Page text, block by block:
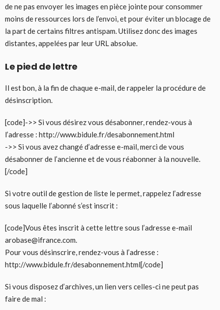
de ne pas envoyer les images en pièce jointe pour consommer
moins de ressources lors de l’envoi, et pour éviter un blocage de
la part de certains filtres antispam. Utilisez donc des images
distantes, appelées par leur URL absolue.
Le pied de lettre
Il est bon, à la fin de chaque e-mail, de rappeler la procédure de
désinscription.
[code]->> Si vous désirez vous désabonner, rendez-vous à
l’adresse : http://www.bidule.fr/desabonnement.html
->> Si vous avez changé d’adresse e-mail, merci de vous
désabonner de l’ancienne et de vous réabonner à la nouvelle.
[/code]
Si votre outil de gestion de liste le permet, rappelez l’adresse
sous laquelle l’abonné s’est inscrit :
[code]Vous êtes inscrit à cette lettre sous l’adresse e-mail
arobase@ifrance.com.
Pour vous désinscrire, rendez-vous à l’adresse :
http://www.bidule.fr/desabonnement.html[/code]
Si vous disposez d’archives, un lien vers celles-ci ne peut pas
faire de mal :